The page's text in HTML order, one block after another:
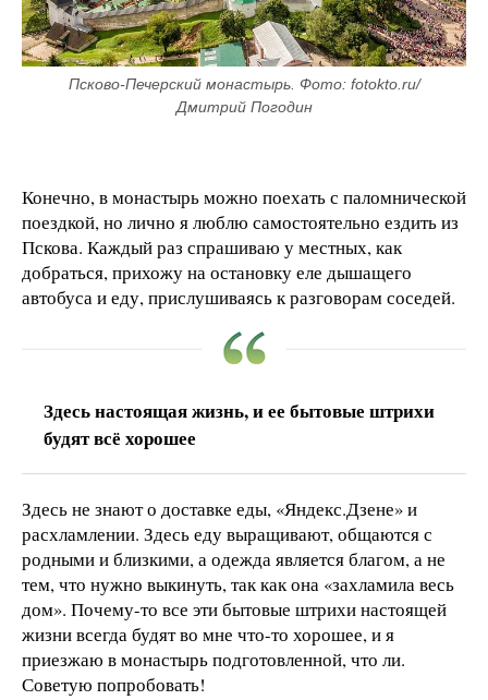
Псково-Печерский монастырь. Фото: fotokto.ru/
Дмитрий Погодин
Конечно, в монастырь можно поехать с паломнической
поездкой, но лично я люблю самостоятельно ездить из
Пскова. Каждый раз спрашиваю у местных, как
добраться, прихожу на остановку еле дышащего
автобуса и еду, прислушиваясь к разговорам соседей.
Здесь настоящая жизнь, и ее бытовые штрихи
будят всё хорошее
Здесь не знают о доставке еды, «Яндекс.Дзене» и
расхламлении. Здесь еду выращивают, общаются с
родными и близкими, а одежда является благом, а не
тем, что нужно выкинуть, так как она «захламила весь
дом». Почему-то все эти бытовые штрихи настоящей
жизни всегда будят во мне что-то хорошее, и я
приезжаю в монастырь подготовленной, что ли.
Советую попробовать!